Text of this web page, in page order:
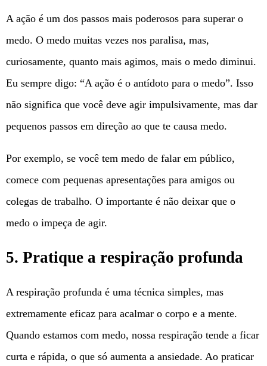
A ação é um dos passos mais poderosos para superar o
medo. O medo muitas vezes nos paralisa, mas,
curiosamente, quanto mais agimos, mais o medo diminui.
Eu sempre digo: “A ação é o antídoto para o medo”. Isso
não significa que você deve agir impulsivamente, mas dar
pequenos passos em direção ao que te causa medo.
Por exemplo, se você tem medo de falar em público,
comece com pequenas apresentações para amigos ou
colegas de trabalho. O importante é não deixar que o
medo o impeça de agir.
5. Pratique a respiração profunda
A respiração profunda é uma técnica simples, mas
extremamente eficaz para acalmar o corpo e a mente.
Quando estamos com medo, nossa respiração tende a ficar
curta e rápida, o que só aumenta a ansiedade. Ao praticar